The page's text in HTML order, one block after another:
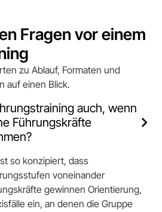
Fragen vor einem
zu Ablauf, Formaten und
auf einen Blick.
auch, wenn
Führungskräfte
so konzipiert, dass
voneinander
gewinnen Orientierung,
ein, an denen die Gruppe